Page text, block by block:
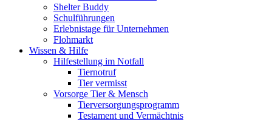
Shelter Buddy
Schulführungen
Erlebnistage für Unternehmen
Flohmarkt
Wissen & Hilfe
Hilfestellung im Notfall
Tiernotruf
Tier vermisst
Vorsorge Tier & Mensch
Tierversorgungsprogramm
Testament und Vermächtnis